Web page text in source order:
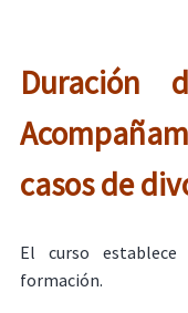
Duración
casos de
El curso
formación.